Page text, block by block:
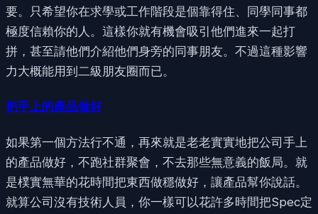
要。只希望你在求學或工作階段是個靠得住、同學同事都
極度信賴你的人。這樣你就有機會吸引他們進來一起打
拼，甚至請他們介紹他們身旁的同事朋友。不過這種影響
力大概能用到二級朋友圈而已。
把手上的產品做好
如果第一個方法行不通，再來就是老老實實地把公司手上
的產品做好，不跑社群聚會，不去那些無意義的飯局。就
是樸實無華的花時間把東西做穩做好，讓產品幫你說話。
就算公司沒有技術人員，你一樣可以花許多時間把Spec定